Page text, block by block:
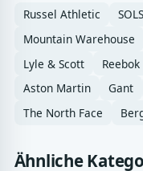
Russel Athletic SOLS
Mountain Warehouse
Lyle & Scott
Reebok
Aston Martin
Gant
The North Face
Ähnliche